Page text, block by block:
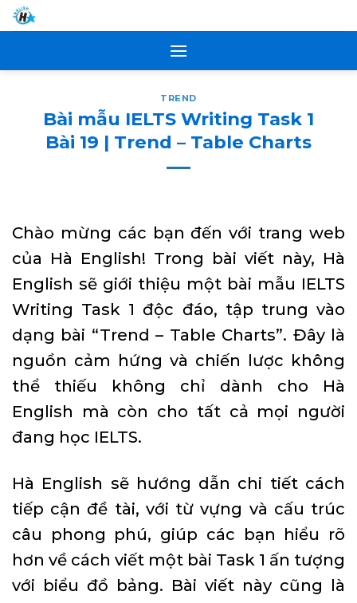
Skip
to
TREND
Bài mẫu IELTS Writing Task 1
Bài 19 | Trend – Table Charts
Chào mừng các bạn đến với trang web
của Hà English! Trong bài viết này, Hà
English sẽ giới thiệu một bài mẫu IELTS
Writing Task 1 độc đáo, tập trung vào
dạng bài “Trend – Table Charts”. Đây là
nguồn cảm hứng và chiến lược không
thể thiếu không chỉ dành cho Hà
English mà còn cho tất cả mọi người
đang học IELTS.
Hà English sẽ hướng dẫn chi tiết cách
tiếp cận đề tài, với từ vựng và cấu trúc
câu phong phú, giúp các bạn hiểu rõ
hơn về cách viết một bài Task 1 ấn tượng
với biểu đồ bảng. Bài viết này cũng là